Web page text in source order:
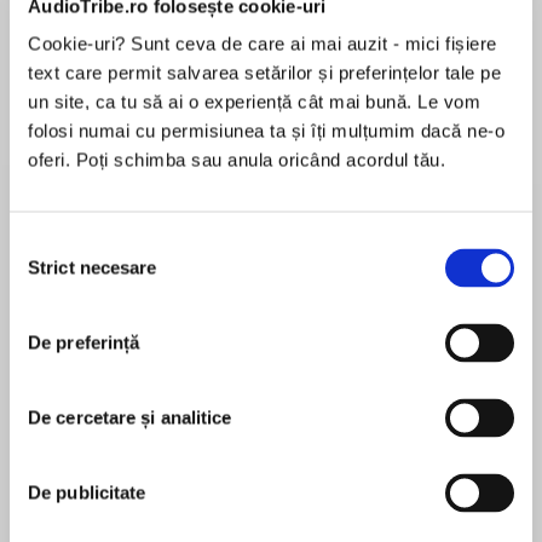
AudioTribe.ro folosește cookie-uri
Cookie-uri? Sunt ceva de care ai mai auzit - mici fișiere
text care permit salvarea setărilor și preferințelor tale pe
un site, ca tu să ai o experiență cât mai bună. Le vom
folosi numai cu permisiunea ta și îți mulțumim dacă ne-o
oferi. Poți schimba sau anula oricând acordul tău.
consimțământului
Strict necesare
De preferință
De cercetare și analitice
De publicitate
Desprecarte
In this fantastic tale, legendary author Raymond
E. Feist returns to the city of Krondor and one of
In the crime-ridden back alleys of Krondor a rival
Man’s Mockers. Does the Crawler control the
rival gang? Where does his power come from?
And does it threaten the peace of the Kingdom?
pentru această carte
Raymond E. Feist was born and raised in Southern